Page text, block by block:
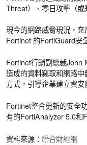
Threat）、零日攻擊（或
現今的網路威脅現況，
Fortinet 的FortiGuard安
Fortinet行銷副總裁John
造成的資料竊取和網路
方式，引導企業建立資
Fortinet整合更新的安全
有的FortiAnalyzer 5.0和
資料來源： 聯合財經網